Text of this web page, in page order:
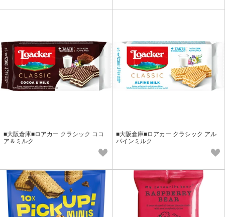
■大阪倉庫■ロアカー クラシック ココ
ア＆ミルク
■大阪倉庫■ロアカー クラシック アル
パインミルク